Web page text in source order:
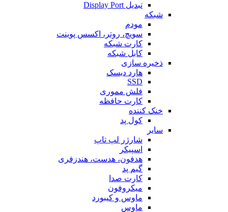
تبدیل Display Port
شبکه
مودم
سویچ، روتر، اکسس پوینت
کارت شبکه
کابل شبکه
ذخیره سازی
هارد دیسک
SSD
فلش مموری
کارت حافظه
خنک کننده
کول پد
سایر
شارژر لپ تاپ
اسپیکر
هدفون، هدست، هندزفری
گیم پد
کارت صدا
میکروفون
ماوس و کیبورد
ماوس